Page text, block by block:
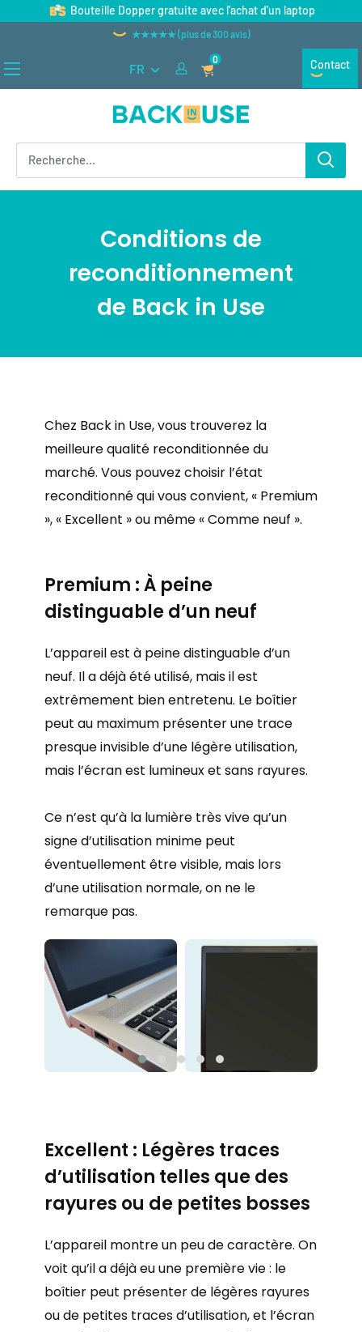
Bouteille Dopper gratuite avec l'achat d'un laptop
★★★★★ (plus de 300 avis)
Back
in
FR
0 Contact
Conditions de
reconditionnement
de Back in Use
Chez Back in Use, vous trouverez la
meilleure qualité reconditionnée du
marché. Vous pouvez choisir l’état
reconditionné qui vous convient, « Premium
», « Excellent » ou même « Comme neuf ».
Premium : À peine
distinguable d’un neuf
L’appareil est à peine distinguable d’un
neuf. Il a déjà été utilisé, mais il est
extrêmement bien entretenu. Le boîtier
peut au maximum présenter une trace
presque invisible d’une légère utilisation,
mais l’écran est lumineux et sans rayures.
Ce n’est qu’à la lumière très vive qu’un
signe d’utilisation minime peut
éventuellement être visible, mais lors
d’une utilisation normale, on ne le
remarque pas.
Excellent : Légères traces
d’utilisation telles quedes
rayures ou de petites bosses
L’appareil montre un peu de caractère. On
voit qu’il a déjà eu une première vie : le
boîtier peut présenter de légères rayures
ou de petites traces d’utilisation, et l’écran